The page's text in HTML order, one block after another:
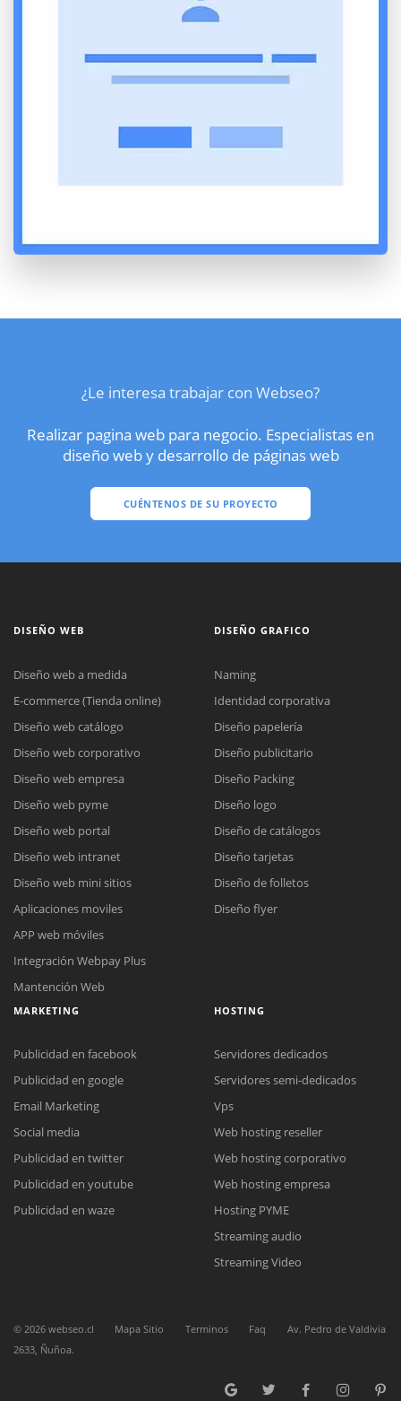
¿Le interesa trabajar con Webseo?
Realizar pagina web para negocio. Especialistas en
diseño web y desarrollo de páginas web
CUÉNTENOS DE SU PROYECTO
Reunión online
Nuestros ejecutivos le enviarán un correo electrónico con el enlace a
Meet para la reunión online.
Cotización
Chat Online
Todos nuestros ejecutivos están fuera de línea. Complete el formulario
DISEÑO WEB
Diseño web a medida
E-commerce (Tienda online)
Diseño web catálogo
Diseño web corporativo
Diseño web empresa
Diseño web pyme
Diseño web portal
Diseño web intranet
Diseño web mini sitios
Aplicaciones moviles
APP web móviles
Integración Webpay Plus
Mantención Web
DISEÑO GRAFICO
Naming
Identidad corporativa
Diseño papelería
Diseño publicitario
Diseño Packing
Diseño logo
Diseño de catálogos
Diseño tarjetas
Diseño de folletos
Diseño flyer
MARKETING
Publicidad en facebook
Publicidad en google
Email Marketing
Social media
Publicidad en twitter
Publicidad en youtube
Publicidad en waze
HOSTING
Servidores dedicados
Servidores semi-dedicados
Vps
Web hosting reseller
Web hosting corporativo
Web hosting empresa
Hosting PYME
Streaming audio
Streaming Video
© 2026 webseo.cl Mapa Sitio Terminos Faq
Av. Pedro de Valdivia
2633, Ñuñoa.